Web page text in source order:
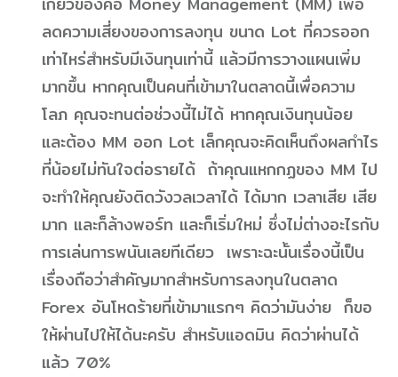
ลดความเสี่ยงของการลงทุน ขนาด Lot ที่ควรออก
เท่าไหร่สำหรับมีเงินทุนเท่านี้ แล้วมีการวางแผนเพิ่ม
มากขึ้น หากคุณเป็นคนที่เข้ามาในตลาดนี้เพื่อความ
โลภ คุณจะทนต่อช่วงนี้ไม่ได้ หากคุณเงินทุนน้อย
และต้อง MM ออก Lot เล็กคุณจะคิดเห็นถึงผลกำไร
ที่น้อยไม่ทันใจต่อรายได้ ถ้าคุณแหกกฏของ MM ไป
จะทำให้คุณยังติดวังวลเวลาได้ ได้มาก เวลาเสีย เสีย
มาก และก็ล้างพอร์ท และก็เริ่มใหม่ ซึ่งไม่ต่างอะไรกับ
การเล่นการพนันเลยทีเดียว เพราะฉะนั้นเรื่องนี้เป็น
เรื่องถือว่าสำคัญมากสำหรับการลงทุนในตลาด
Forex อันโหดร้ายที่เข้ามาแรกๆ คิดว่ามันง่าย ก็ขอ
ให้ผ่านไปให้ได้นะครับ สำหรับแอดมิน คิดว่าผ่านได้
แล้ว 70%